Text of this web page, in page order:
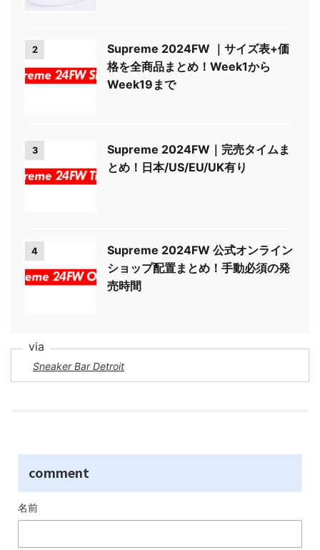
2
Supreme 2024FW ｜サイズ表+価
格を全商品まとめ！Week1から
Week19まで
3
Supreme 2024FW｜完売タイムま
とめ！日本/US/EU/UK有り
4
Supreme 2024FW 公式オンライン
ショップ配置まとめ！手動必須の発
売時間
Sneaker Bar Detroit
comment
名前